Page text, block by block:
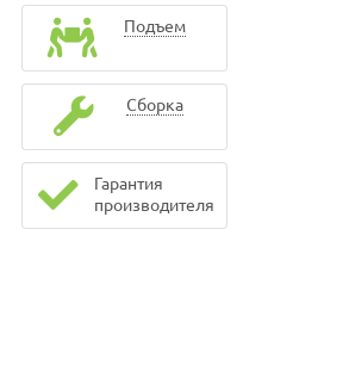
Подъем
Сборка
Гарантия
производителя